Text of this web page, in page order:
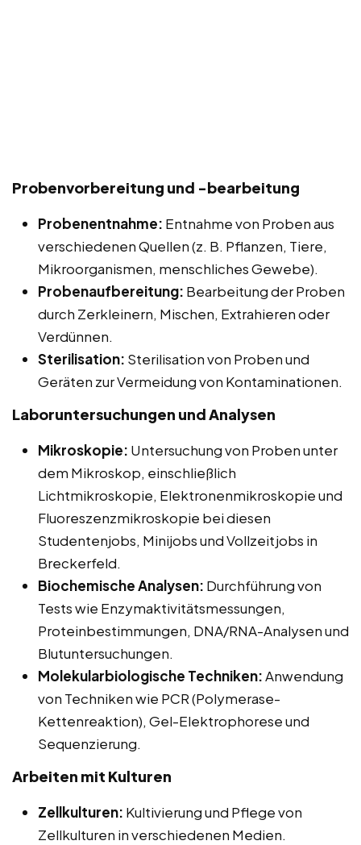
Probenvorbereitung und -bearbeitung
Probenentnahme: Entnahme von Proben aus
verschiedenen Quellen (z. B. Pflanzen, Tiere,
Mikroorganismen, menschliches Gewebe).
Probenaufbereitung: Bearbeitung der Proben
durch Zerkleinern, Mischen, Extrahieren oder
Verdünnen.
Sterilisation: Sterilisation von Proben und
Geräten zur Vermeidung von Kontaminationen.
Laboruntersuchungen und Analysen
Mikroskopie: Untersuchung von Proben unter
dem Mikroskop, einschließlich
Lichtmikroskopie, Elektronenmikroskopie und
Fluoreszenzmikroskopie bei diesen
Studentenjobs, Minijobs und Vollzeitjobs in
Breckerfeld.
Biochemische Analysen: Durchführung von
Tests wie Enzymaktivitätsmessungen,
Proteinbestimmungen, DNA/RNA-Analysen und
Blutuntersuchungen.
Molekularbiologische Techniken:Anwendung
von Techniken wie PCR (Polymerase-
Kettenreaktion), Gel-Elektrophorese und
Sequenzierung.
Arbeiten mit Kulturen
Zellkulturen: Kultivierung und Pflege von
Zellkulturen in verschiedenen Medien.